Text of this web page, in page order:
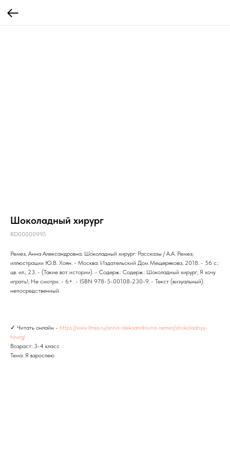
Шоколадный хирург
RD00000995
Ремез, Анна Александровна. Шоколадный хирург: Рассказы / А.А. Ремез;
иллюстрации Ю.В. Хоян. - Москва: Издательский Дом Мещерякова, 2018. - 56 с.:
цв. ил.; 23. - (Такие вот истории). - Содерж.: Содерж.: Шоколадный хирург; Я хочу
играть!; Не смотри. - 6+. - ISBN 978-5-00108-230-9. - Текст (визуальный):
непосредственный.
✓ Читать онлайн - https://www.litres.ru/anna-aleksandrovna-remez/shokoladnyy-
hirurg/
Возраст: 3-4 класс
Тема: Я взрослею